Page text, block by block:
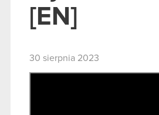
[EN]
30 sierpnia 2023